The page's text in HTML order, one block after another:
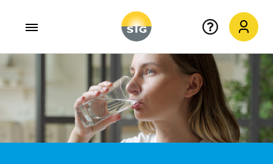
Aller au contenu principal